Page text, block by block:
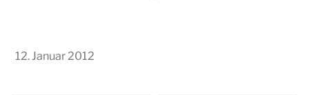
12. Januar 2012